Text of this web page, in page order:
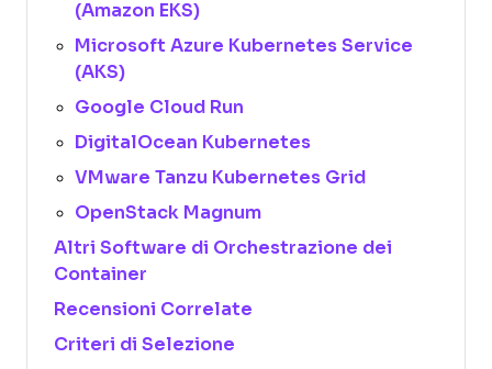
(Amazon EKS)
Microsoft Azure Kubernetes Service
(AKS)
Google Cloud Run
DigitalOcean Kubernetes
VMware Tanzu Kubernetes Grid
OpenStack Magnum
Altri Software di Orchestrazione dei
Container
Recensioni Correlate
Criteri di Selezione